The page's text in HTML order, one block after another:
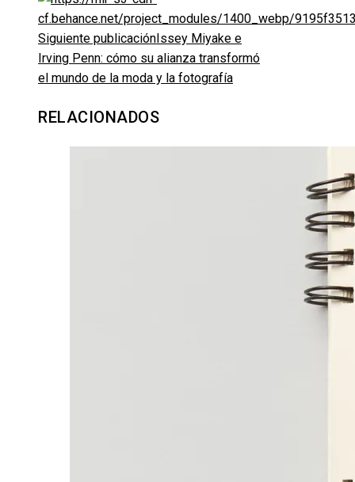
Siguiente publicación Issey Miyake e
Irving Penn: cómo su alianza transformó
el mundo de la moda y la fotografía
RELACIONADOS